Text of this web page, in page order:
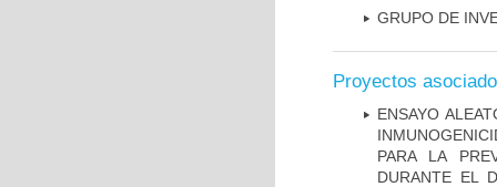
GRUPO DE
Proyectos
ENSAYO
PARA LA
DURANTE EL